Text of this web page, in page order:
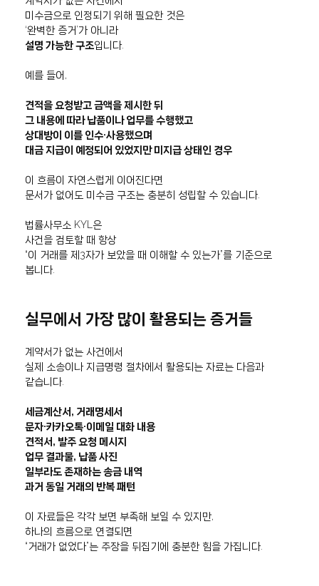
미수금으로 인정되기 위해 필요한 것은
‘완벽한 증거’가 아니라
설명 가능한 구조입니다.
예를 들어,
견적을 요청받고 금액을 제시한 뒤
그 내용에 따라 납품이나 업무를 수행했고
상대방이 이를 인수·사용했으며
대금 지급이 예정되어 있었지만 미지급 상태인 경우
이 흐름이 자연스럽게 이어진다면
문서가 없어도 미수금 구조는 충분히 성립할 수 있습니다.
법률사무소 KYL은
사건을 검토할 때 항상
“이 거래를 제3자가 보았을 때 이해할 수 있는가”를 기준으로
봅니다.
실무에서 가장 많이 활용되는 증거들
계약서가 없는 사건에서
실제 소송이나 지급명령 절차에서 활용되는 자료는 다음과
같습니다.
세금계산서, 거래명세서
문자·카카오톡·이메일 대화 내용
견적서, 발주 요청 메시지
업무 결과물, 납품 사진
일부라도 존재하는 송금 내역
과거 동일 거래의 반복 패턴
이 자료들은 각각 보면 부족해 보일 수 있지만,
하나의 흐름으로 연결되면
“거래가 없었다”는 주장을 뒤집기에 충분한 힘을 가집니다.